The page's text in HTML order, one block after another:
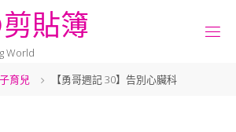
剪貼簿
World
育兒 【勇哥週記 30】告別心臟科